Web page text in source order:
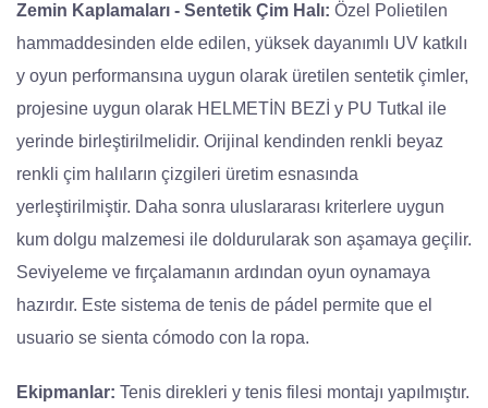
Zemin Kaplamaları - Sentetik Çim Halı: Özel Polietilen
hammaddesinden elde edilen, yüksek dayanımlı UV katkılı
y oyun performansına uygun olarak üretilen sentetik çimler,
projesine uygun olarak HELMETİN BEZİ y PU Tutkal ile
yerinde birleştirilmelidir. Orijinal kendinden renkli beyaz
renkli çim halıların çizgileri üretim esnasında
yerleştirilmiştir. Daha sonra uluslararası kriterlere uygun
kum dolgu malzemesi ile doldurularak son aşamaya geçilir.
Seviyeleme ve fırçalamanın ardından oyun oynamaya
hazırdır. Este sistema de tenis de pádel permite que el
usuario se sienta cómodo con la ropa.
Ekipmanlar: Tenis direkleri y tenis filesi montajı yapılmıştır.